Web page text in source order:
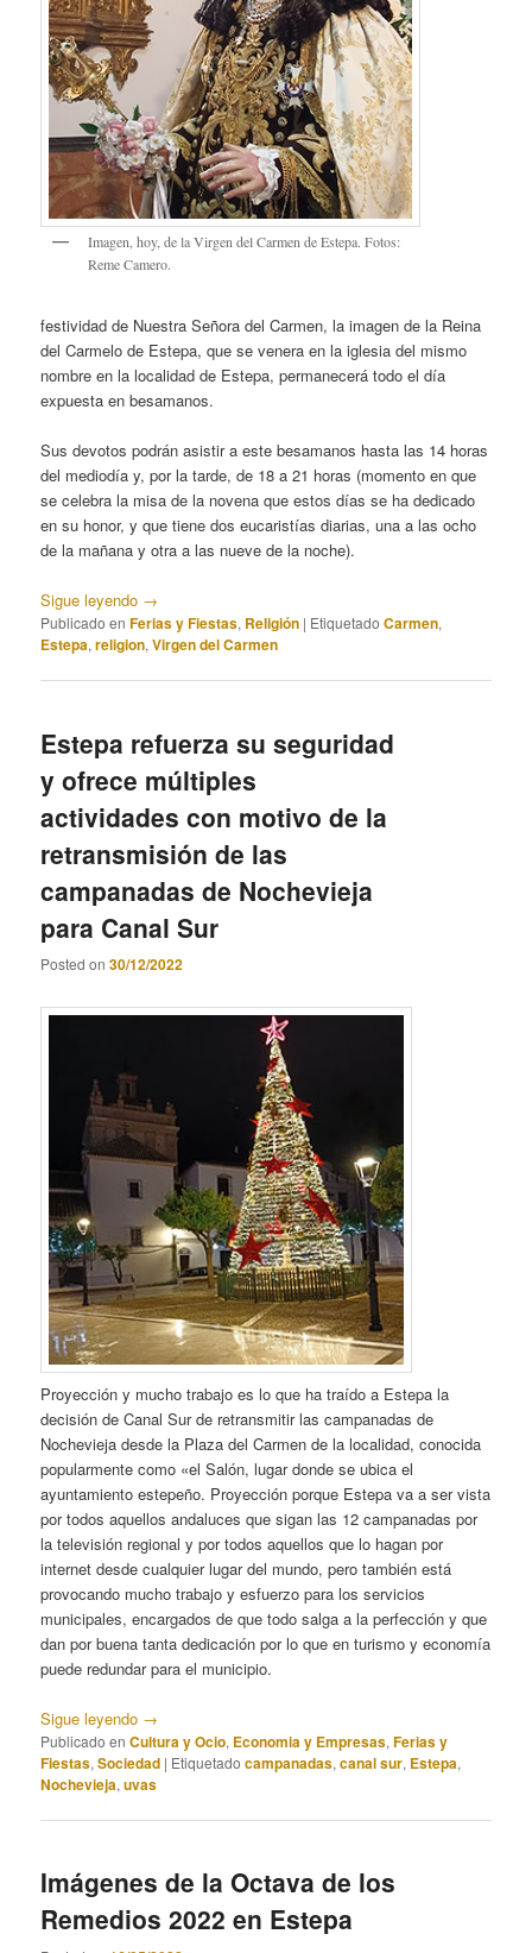
Imagen, hoy, de la Virgen del Carmen de Estepa. Fotos:
Reme Camero.
festividad de Nuestra Señora del Carmen, la imagen de la Reina
del Carmelo de Estepa, que se venera en la iglesia del mismo
nombre en la localidad de Estepa, permanecerá todo el día
expuesta en besamanos.
Sus devotos podrán asistir a este besamanos hasta las 14 horas
del mediodía y, por la tarde, de 18 a 21 horas (momento en que
se celebra la misa de la novena que estos días se ha dedicado
en su honor, y que tiene dos eucaristías diarias, una a las ocho
de la mañana y otra a las nueve de la noche).
Sigue leyendo →
Publicado en Ferias y Fiestas, Religión | Etiquetado Carmen,
Estepa,religion,Virgen del Carmen
Estepa refuerza su seguridad
y ofrece múltiples
actividades con motivo de la
retransmisión de las
campanadas de Nochevieja
para Canal Sur
Posted on30/12/2022
Proyección y mucho trabajo es lo que ha traído a Estepa la
decisión de Canal Sur de retransmitir las campanadas de
Nochevieja desde la Plaza del Carmen de la localidad, conocida
popularmente como «el Salón, lugar donde se ubica el
ayuntamiento estepeño. Proyección porque Estepa va a ser vista
por todos aquellos andaluces que sigan las 12 campanadas por
la televisión regional y por todos aquellos que lo hagan por
internet desde cualquier lugar del mundo, pero también está
provocando mucho trabajo y esfuerzo para los servicios
municipales, encargados de que todo salga a la perfección y que
dan por buena tanta dedicación por lo que en turismo y economía
puede redundar para el municipio.
Sigue leyendo →
Publicado en Cultura y Ocio, Economia y Empresas,Ferias y
Fiestas,Sociedad | Etiquetado campanadas,canal sur, Estepa,
Nochevieja,uvas
Imágenes de la Octava de los
Remedios 2022 en Estepa